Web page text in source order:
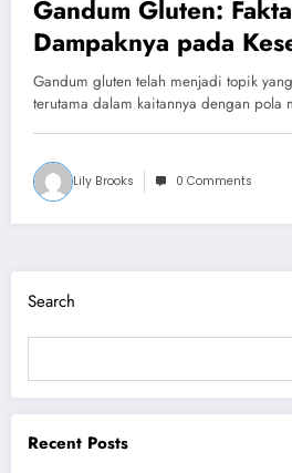
Gandum Gluten:
Dampaknya pada
Gandum gluten telah menjadi topik
terutama dalam kaitannya dengan pola
Lily Brooks 0 Comments
Search
Recent Posts